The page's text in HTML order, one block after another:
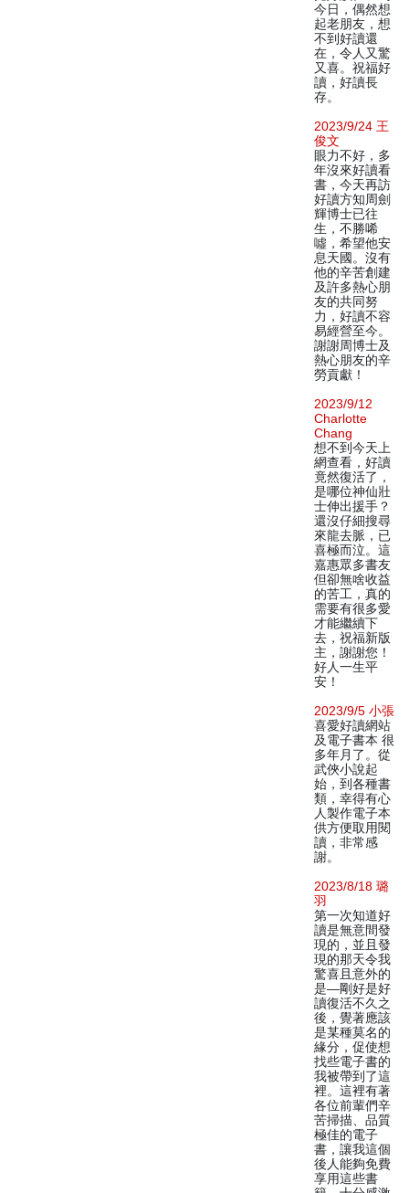
今日，偶然想
起老朋友，想
不到好讀還
在，令人又驚
又喜。祝福好
讀，好讀長
存。
2023/9/24 王
俊文
眼力不好，多
年沒來好讀看
書，今天再訪
好讀方知周劍
輝博士已往
生，不勝唏
噓，希望他安
息天國。沒有
他的辛苦創建
及許多熱心朋
友的共同努
力，好讀不容
易經營至今。
謝謝周博士及
熱心朋友的辛
勞貢獻！
2023/9/12
Charlotte
Chang
想不到今天上
網查看，好讀
竟然復活了，
是哪位神仙壯
士伸出援手？
還沒仔細搜尋
來龍去脈，已
喜極而泣。這
嘉惠眾多書友
但卻無啥收益
的苦工，真的
需要有很多愛
才能繼續下
去，祝福新版
主，謝謝您！
好人一生平
安！
2023/9/5 小張
喜愛好讀網站
及電子書本 很
多年月了。從
武俠小說起
始，到各種書
類，幸得有心
人製作電子本
供方便取用閱
讀，非常感
謝。
2023/8/18 璐
羽
第一次知道好
讀是無意間發
現的，並且發
現的那天令我
驚喜且意外的
是—剛好是好
讀復活不久之
後，覺著應該
是某種莫名的
緣分，促使想
找些電子書的
我被帶到了這
裡。這裡有著
各位前輩們辛
苦掃描、品質
極佳的電子
書，讓我這個
後人能夠免費
享用這些書